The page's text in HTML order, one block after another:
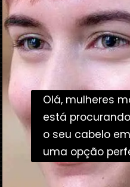
Olá, mulheres
está
o seu cabelo
uma opção
Olá, mulheres
está
o seu cabelo
uma opção